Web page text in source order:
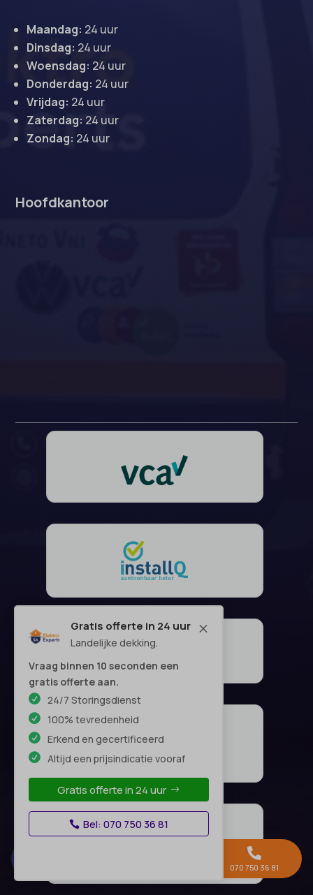
M
Gratis offerte in 24 uur
Landelijke dekking.
Vraag binnen 10 seconden een
gratis offerte aan.
24/7 Storingsdienst
100% tevredenheid
Erkend en gecertificeerd
Altijd een prijsindicatie vooraf
Gratis offerte in 24 uur
Bel: 070 750 36 81
Maandag: 24 uur
Dinsdag: 24 uur
Woensdag: 24 uur
Donderdag: 24 uur
Vrijdag: 24 uur
Zaterdag: 24 uur
Zondag: 24 uur
Hoofdkantoor

070 750 36 81